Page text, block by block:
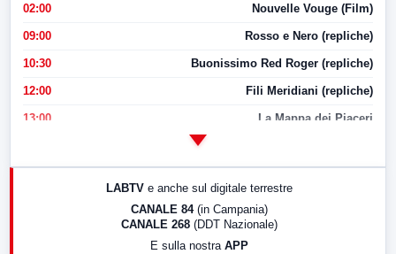
02:00 Nouvelle Vouge (Film)
09:00 Rosso e Nero (repliche)
10:30 Buonissimo Red Roger (repliche)
12:00 Fili Meridiani (repliche)
13:00 La Mappa dei Piaceri
LABTV e anche sul digitale terrestre
CANALE 84 (in Campania)
CANALE 268 (DDT Nazionale)
E sulla nostra APP